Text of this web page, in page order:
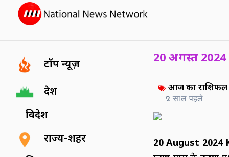
टॉप न्यूज़
देश
विदेश
राज्य-शहर
20 अगस्त
आज का राशिफल
2 साल पहले
20 August 2024